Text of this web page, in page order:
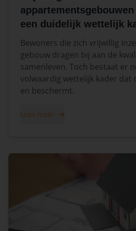
een duidelijk wettelijk
Bewoners die zich vrijwillig
gebouw dragen bij aan de
samenleven. Toch bestaat er
volwaardig wettelijk kader dat
en beschermt.
Lees meer